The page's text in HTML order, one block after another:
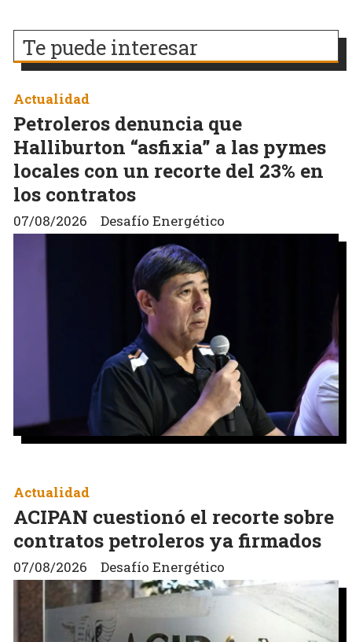
Te puede interesar
Petroleros denuncia que
Halliburton “asfixia” a las pymes
locales con un recorte del 23% en
los contratos
Desafío Energético
Actualidad
07/08/2026
ACIPAN cuestionó el recorte sobre
contratos petroleros ya firmados
Desafío Energético
Actualidad
07/08/2026